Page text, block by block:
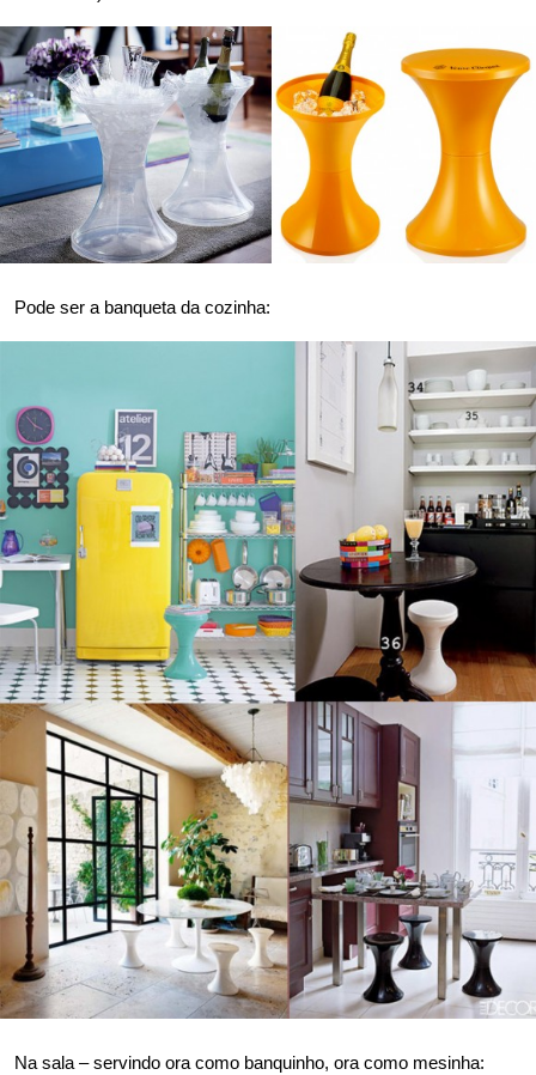
Pode ser a banqueta da cozinha:
Na sala – servindo ora como banquinho, ora como mesinha: